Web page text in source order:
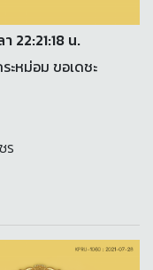
22:21:18 น.
ะหม่อม ขอเดชะ
ร